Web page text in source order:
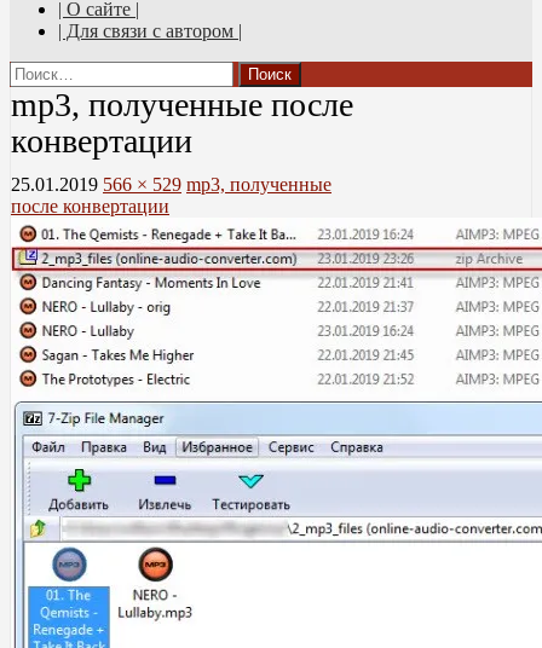
| О сайте |
| Для связи с автором |
Найти:
mp3, полученные после
конвертации
25.01.2019 566 × 529 mp3, полученные
после конвертации